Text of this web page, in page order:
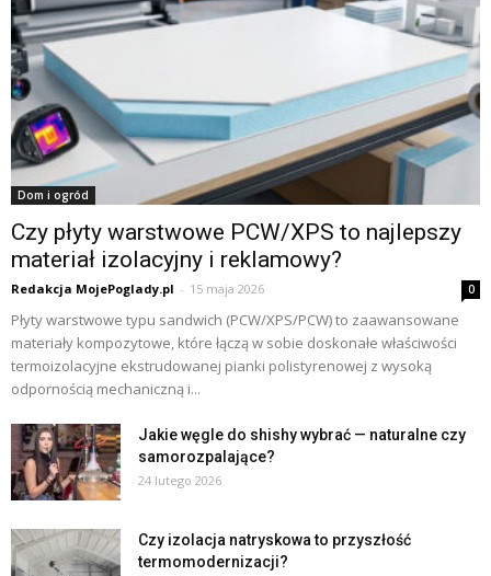
Dom i ogród
Czy płyty warstwowe PCW/XPS to najlepszy
materiał izolacyjny i reklamowy?
Redakcja MojePoglady.pl - 15 maja 2026 0
Płyty warstwowe typu sandwich (PCW/XPS/PCW) to zaawansowane
materiały kompozytowe, które łączą w sobie doskonałe właściwości
termoizolacyjne ekstrudowanej pianki polistyrenowej z wysoką
odpornością mechaniczną i...
Jakie węgle do shishy wybrać — naturalne czy
samorozpalające?
24 lutego 2026
Czy izolacja natryskowa to przyszłość
termomodernizacji?